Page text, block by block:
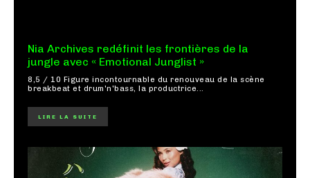
Nia Archives redéfinit les frontières de la
jungle avec « Emotional Junglist »
8,5 / 10 Figure incontournable du renouveau de la scène
breakbeat et drum'n'bass, la productrice...
LIRE LA SUITE